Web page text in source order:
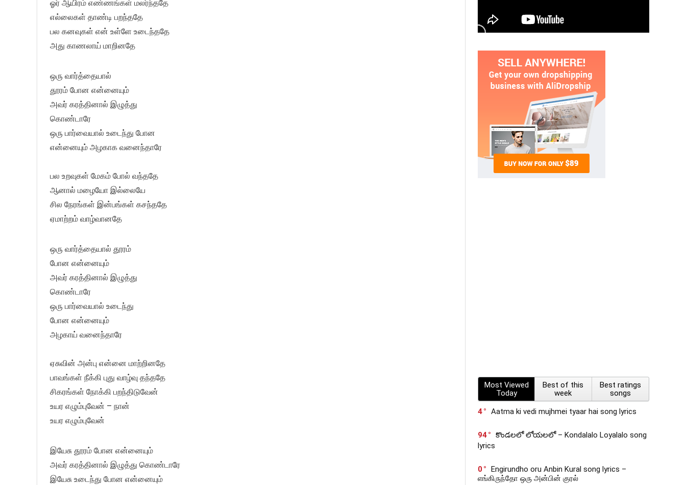
ஓர் ஆயிரம் எண்ணங்கள் மலர்ந்ததே
எல்லைகள் தாண்டி பறந்ததே
பல கனவுகள் என் உள்ளே உடைந்ததே
அது காணலாய் மாறினதே
ஒரு வார்த்தையால்
தூரம் போன என்னையும்
அவர் கரத்தினால் இழுத்து
கொண்டாரே
ஒரு பார்வையால் உடைந்து போன
என்னையும் அழகாக வனைந்தாரே
பல உறவுகள் மேகம் போல் வந்ததே
ஆனால் மழையோ இல்லையே
சில நேரங்கள் இன்பங்கள் கசந்ததே
ஏமாற்றம் வாழ்வானதே
ஒரு வார்த்தையால் தூரம்
போன என்னையும்
அவர் கரத்தினால் இழுத்து
கொண்டாரே
ஒரு பார்வையால் உடைந்து
போன என்னையும்
அழகாய் வனைந்தாரே
ஏசுவின் அன்பு என்னை மாற்றினதே
பாவங்கள் நீக்கி புது வாழ்வு தந்ததே
சிகரங்கள் நோக்கி பறந்திடுவேன்
உயர எழும்புவேன் – நான்
உயர எழும்புவேன்
இயேசு தூரம் போன என்னையும்
அவர் கரத்தினால் இழுத்து கொண்டாரே
இயேசு உடைந்து போன என்னையும்
Most Viewed
Today
Best of this
week
Best ratings
songs
4
Aatma ki vedi mujhmei tyaar hai song lyrics
94
కొండలలో లోయలలో – Kondalalo Loyalalo song
lyrics
0
Engirundho oru Anbin Kural song lyrics –
எங்கிருந்தோ ஒரு அன்பின் குரல்